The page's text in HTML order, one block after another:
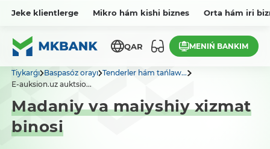
Jeke klientlerge Mikro hám kishi biznes Orta hám iri
QAR MENIŃ BANKIM
Tiykarǵı Baspasóz orayı Tenderler hám tańlaw...
E-auksion.uz auktsio...
Madaniy va maiyshiy xizmat
binosi